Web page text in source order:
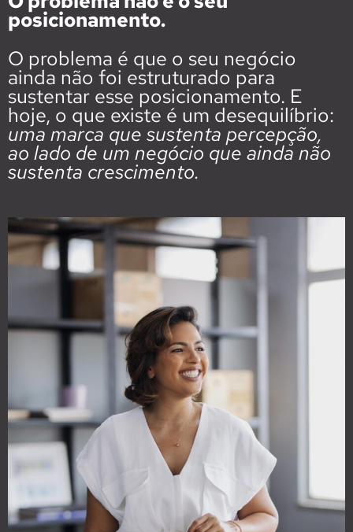
posicionamento.
O problema é que o seu negócio
ainda não foi estruturado para
sustentar esse posicionamento. E
hoje, o que existe é um desequilíbrio:
uma marca que sustenta percepção,
ao lado de um negócio que ainda não
sustenta crescimento.